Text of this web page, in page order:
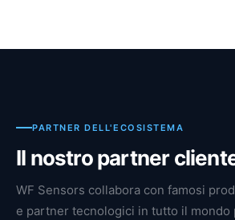
PARTNER DELL'ECOSISTEMA
Il nostro partner
WF Sensors collabora con famosi
e partner tecnologici in tutto il mondo